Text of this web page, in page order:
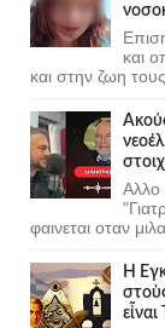
και
και στην ζωη
Αλλο
φαινεται οταν
Ἡ
εἶναι